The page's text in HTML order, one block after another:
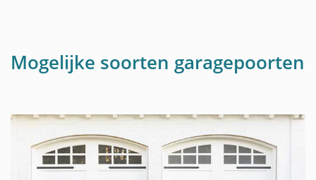
Mogelijke soorten garagepoorten